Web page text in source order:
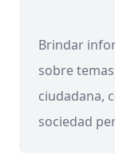
Brindar
sobre
ciudadana,
sociedad